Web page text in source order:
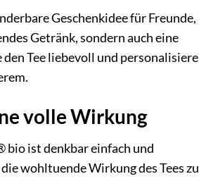
Geschenkidee für Freunde,
Getränk, sondern auch eine
Tee liebevoll und personalisiere
volle Wirkung
bio ist denkbar einfach und
wohltuende Wirkung des Tees zu